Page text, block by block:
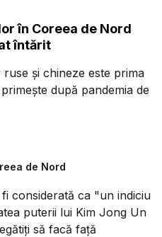
în Coreea de Nord
întărit
și chineze este prima
după pandemia de
de Nord
considerată ca "un indiciu
puterii lui Kim Jong Un
să facă față